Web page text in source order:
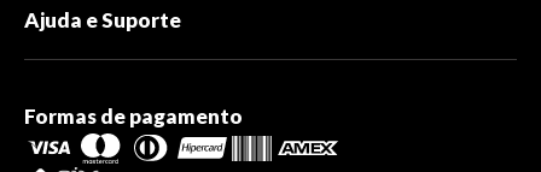
Ajuda e Suporte
Formas de pagamento